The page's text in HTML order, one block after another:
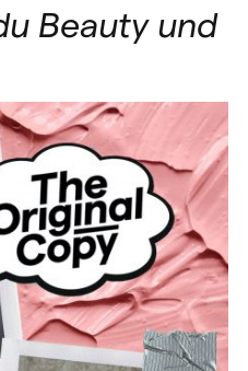
Beauty und